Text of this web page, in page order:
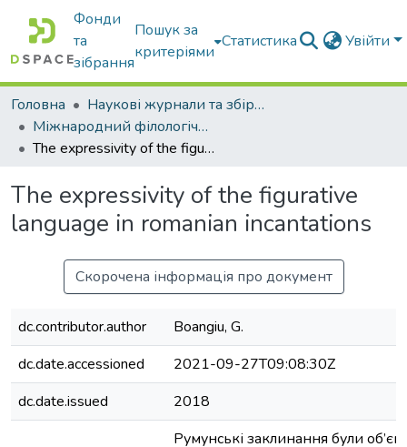
Фонди
та
зібрання
Пошук за
критеріями
Статистика Увійти
Головна
Наукові журнали та збірники видань
Міжнародний філологічний часопис
The expressivity of the figurative language in romanian incantations
The expressivity of the figurative
language in romanian incantations
Скорочена інформація про документ
dc.contributor.author
Boangiu, G.
dc.date.accessioned
2021-09-27T09:08:30Z
dc.date.issued
2018
Румунські заклинання були